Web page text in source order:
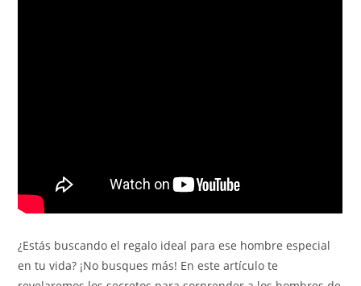
¿Estás buscando el regalo ideal para ese hombre especial
en tu vida? ¡No busques más! En este artículo te